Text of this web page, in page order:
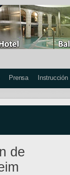
Prensa Instrucción
de